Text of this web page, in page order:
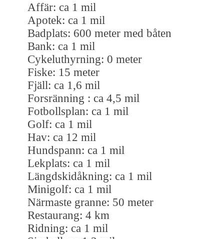
Affär: ca 1 mil
Apotek: ca 1 mil
Badplats: 600 meter med båten
Bank: ca 1 mil
Cykeluthyrning: 0 meter
Fiske: 15 meter
Fjäll: ca 1,6 mil
Forsränning : ca 4,5 mil
Fotbollsplan: ca 1 mil
Golf: ca 1 mil
Hav: ca 12 mil
Hundspann: ca 1 mil
Lekplats: ca 1 mil
Längdskidåkning: ca 1 mil
Minigolf: ca 1 mil
Närmaste granne: 50 meter
Restaurang: 4 km
Ridning: ca 1 mil